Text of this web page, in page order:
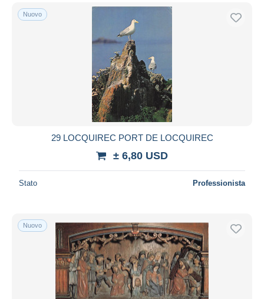
Nuovo
29 LOCQUIREC PORT DE LOCQUIREC
± 6,80 USD
Stato Professionista
Nuovo